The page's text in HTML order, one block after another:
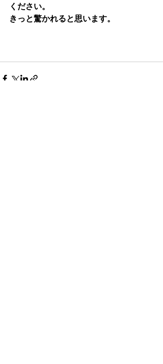
ください。
きっと驚かれると思います。